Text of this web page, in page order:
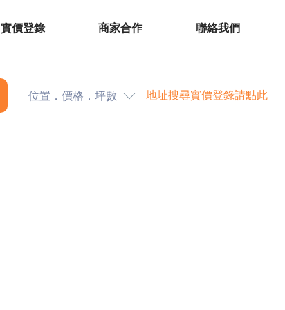
實價登錄 商家合作 聯絡我們
位置．價格．坪數 地址搜尋實價登錄請點此